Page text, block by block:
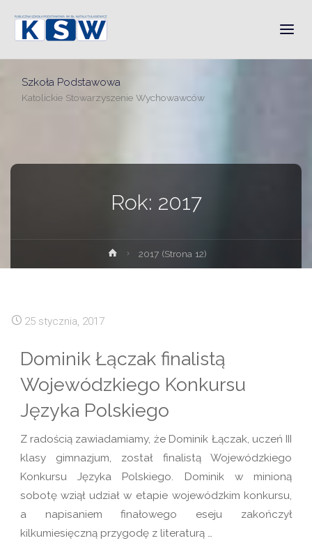
Szkoła Podstawowa
Katolickie Stowarzyszenie Wychowawców
Rok: 2017
Strona
główna
2017 (Strona 12)
25 stycznia, 2017
Dominik Łączak finalistą
Wojewódzkiego Konkursu
Języka Polskiego
Z radością zawiadamiamy, że Dominik Łączak, uczeń III
klasy gimnazjum, został finalistą Wojewódzkiego
Konkursu Języka Polskiego. Dominik w minioną
sobotę wziął udział w etapie wojewódzkim konkursu,
a napisaniem finałowego eseju zakończył
kilkumiesięczną przygodę z literaturą …